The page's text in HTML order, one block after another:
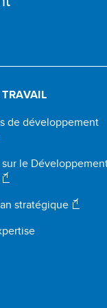
de développement
sur le
stratégique